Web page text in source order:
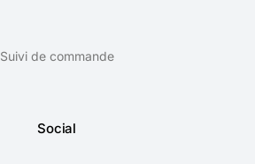
Suivi de commande
Social